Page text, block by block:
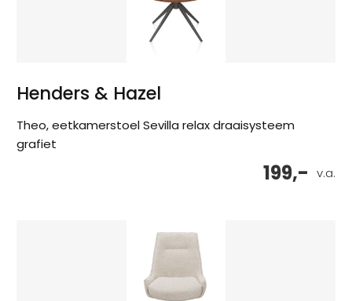
Henders & Hazel
Theo, eetkamerstoel Sevilla relax draaisysteem
grafiet
v.a.
199,-